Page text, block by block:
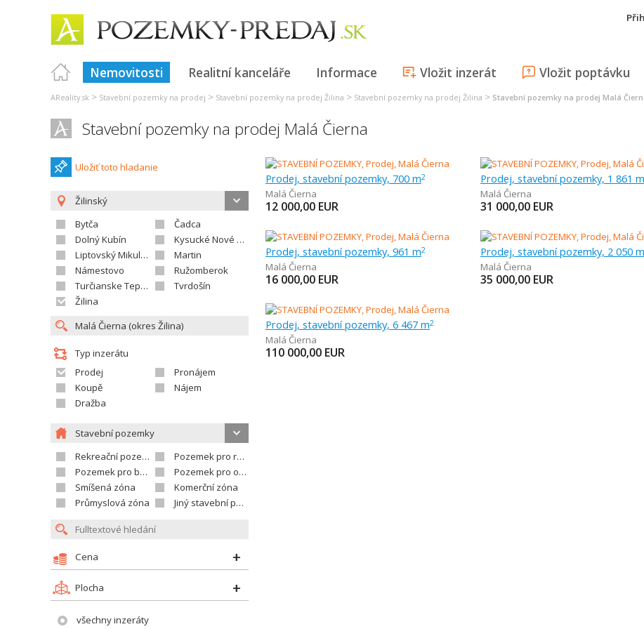
Nemovitosti Realitní kanceláře Informace Vložit inzerát Vložit poptávku
AReality.sk > Stavební pozemky na prodej > Stavební pozemky na prodej Žilina > Stavební pozemky na prodej Žilina > Stavební pozemky na prodej Malá
Stavební pozemky na prodej Malá Čierna
Uložiť toto hladanie
Žilinský
Bytča
Čadca
Dolný Kubín
Kysucké Nové Mesto
Liptovský Mikuláš
Martin
Námestovo
Ružomberok
Turčianske Teplice
Tvrdošín
Žilina
Typ inzerátu
Prodej
Pronájem
Koupě
Nájem
Dražba
Stavební pozemky
Rekreační pozemek
Pozemek pro rodinné domy
Pozemek pro bytovou výstavbu
Pozemek pro občanskou vybavenost
Smíšená zóna
Komerční zóna
Průmyslová zóna
Jiný stavební pozemek
Cena
Plocha
všechny inzeráty
Prodej, stavební pozemky, 700 m2
Malá Čierna
12 000,00 EUR
Prodej, stavební pozemky, 1 861 m
Malá Čierna
31 000,00 EUR
Prodej, stavební pozemky, 961 m2
Malá Čierna
16 000,00 EUR
Prodej, stavební pozemky, 2 050 m
Malá Čierna
35 000,00 EUR
Prodej, stavební pozemky, 6 467 m2
Malá Čierna
110 000,00 EUR